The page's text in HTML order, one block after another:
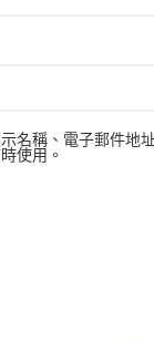
名稱、電子郵件地
使用。